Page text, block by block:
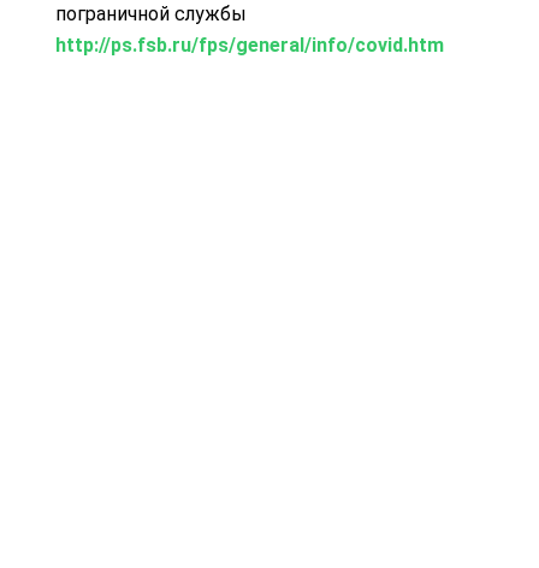
пограничной службы
http://ps.fsb.ru/fps/general/info/covid.htm